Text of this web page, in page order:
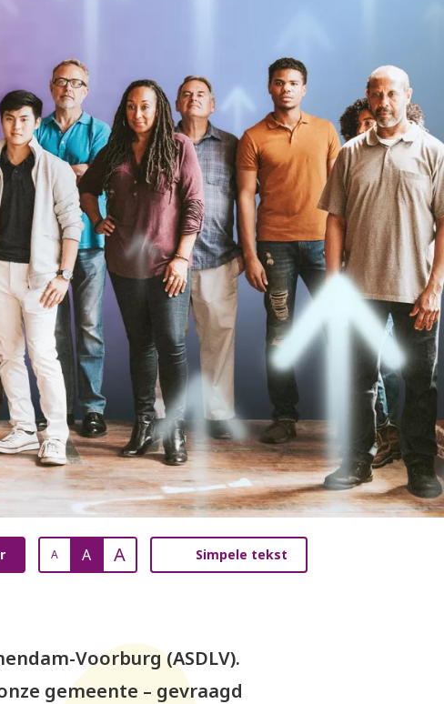
A A A Simpele tekst
Voorburg (ASDLV).
gemeente – gevraagd